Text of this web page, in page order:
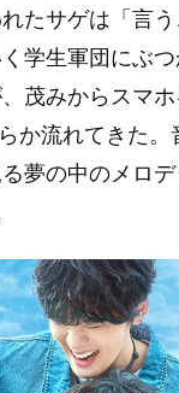
たサゲは「言
学生軍団にぶ
茂みからスマ
か流れてきた
夢の中のメロ